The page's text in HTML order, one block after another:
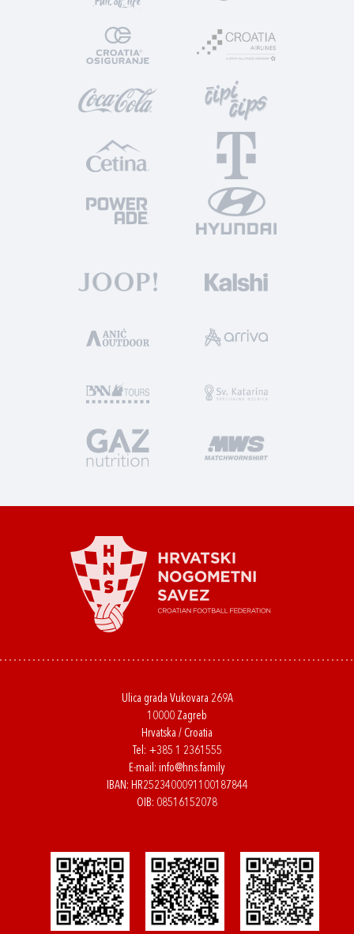
Ulica grada Vukovara 269A
10000 Zagreb
Hrvatska / Croatia
Tel: +385 1 2361555
E-mail: info@hns.family
IBAN: HR2523400091100187844
OIB: 08516152078